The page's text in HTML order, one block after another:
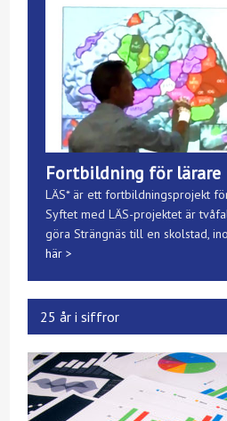
Fortbildning för lärare
LÄS* är ett fortbildningsprojekt
Syftet med LÄS-projektet är
göra Strängnäs till en skolstad,
här >
25 år i siffror